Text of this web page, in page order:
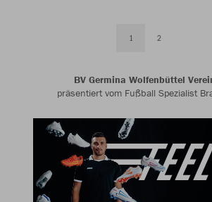
1 2
BV Germina Wolfenbüttel
präsentiert vom Fußball Spezialist